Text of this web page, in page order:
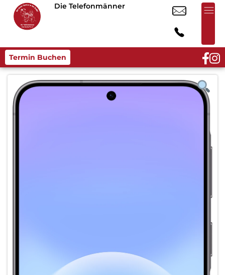
Die Telefonmänner
Termin Buchen